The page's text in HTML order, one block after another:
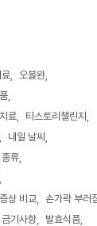
오블완
료
티스토리챌린지
내일 날씨
류
상 비교
손가락 부러
기사항
발효식품